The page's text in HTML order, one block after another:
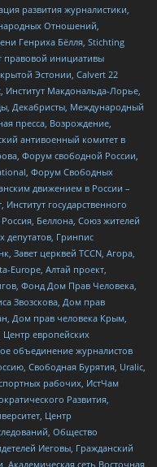
развития журналистики,
Отношений,
Генриха Бёлля, Stichting
правовой инициативы
Эстонии, Calvert 22
Институт Макдональда-Лорье,
Декабристы, Международный
пресса, Возрождение,
антивоенный комитет в
Форум свободной России,
Форум Свободных
движением в России –
государственного
Беллона, Союз жителей
депутатов, Гринпис
церквей TCCN, Агора,
Europe, Алтай проект,
Фонд Дом Прав Человека,
Звозскова, Дом прав
Дом прав человека Крым,
Центр европейских
объединение журналистов
Свободная Бурятия, Uralic,
рабочих, ИстЧам
Развития,
Центр
Общество
Иеговы, Гражданский
Академическая сеть Восточная